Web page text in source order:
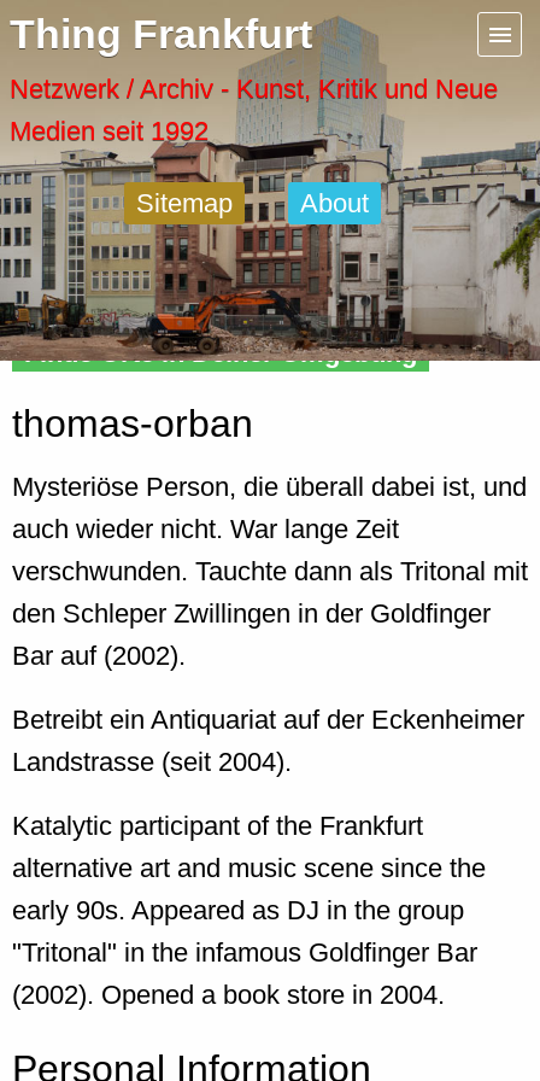
Thing Frankfurt
Netzwerk / Archiv - Kunst, Kritik und Neue
Medien seit 1992
Sitemap About
Finde Orte in Deiner Umgebung
thomas-orban
Mysteriöse Person, die überall dabei ist, und
auch wieder nicht. War lange Zeit
verschwunden. Tauchte dann als Tritonal mit
den Schleper Zwillingen in der Goldfinger
Bar auf (2002).
Betreibt ein Antiquariat auf der Eckenheimer
Landstrasse (seit 2004).
Katalytic participant of the Frankfurt
alternative art and music scene since the
early 90s. Appeared as DJ in the group
"Tritonal" in the infamous Goldfinger Bar
(2002). Opened a book store in 2004.
Personal Information
Menu
Artspaces
Cool Places
Frankfurt Diary
Activity
Recent Posts
Home